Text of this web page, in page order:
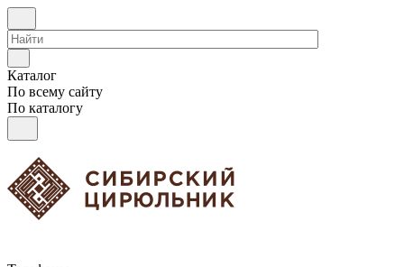
Каталог
По всему сайту
По каталогу